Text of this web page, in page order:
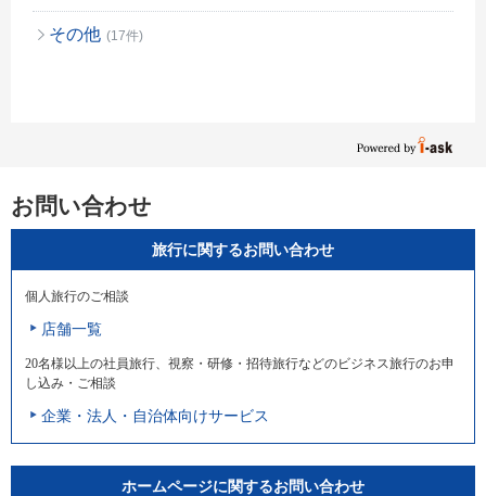
その他 (17件)
お問い合わせ
旅行に関するお問い合わせ
個人旅行のご相談
店舗一覧
20名様以上の社員旅行、視察・研修・招待旅行などのビジネス旅行のお申
し込み・ご相談
企業・法人・自治体向けサービス
ホームページに関するお問い合わせ